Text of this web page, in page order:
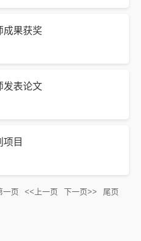
成果获奖
发表论文
项目
一页 <<上一页 下一页>>
尾页